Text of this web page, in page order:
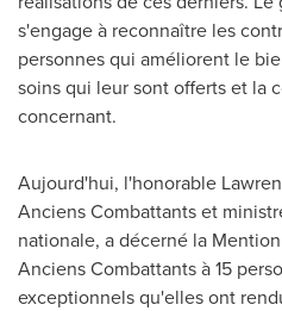
s'engage à reconnaître les
personnes qui améliorent le
soins qui leur sont offerts et la
concernant.
Aujourd'hui, l'honorable
Anciens Combattants et
nationale, a décerné la
Anciens Combattants à 15
exceptionnels qu'elles ont